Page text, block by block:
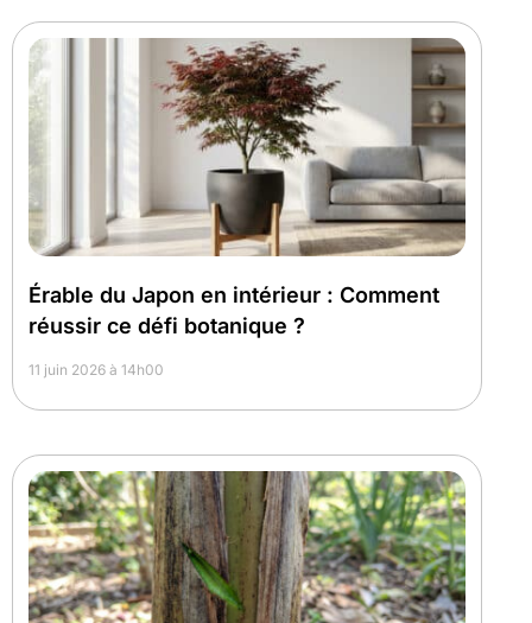
Érable du Japon en intérieur : Comment
réussir ce défi botanique ?
11 juin 2026 à 14h00